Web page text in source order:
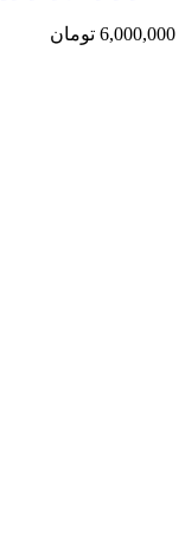
6,000,000 تومان